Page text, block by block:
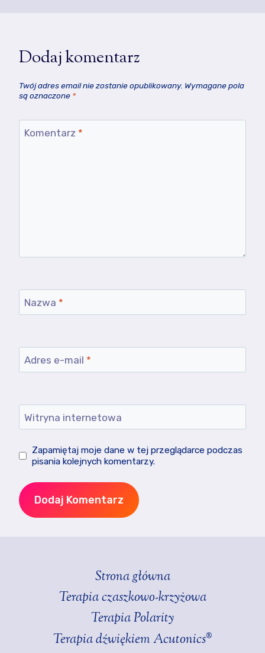
Dodaj komentarz
Twój adres email nie zostanie opublikowany. Wymagane pola
są oznaczone *
Komentarz *
Nazwa *
Adres e-mail *
Witryna internetowa
Zapamiętaj moje dane w tej przeglądarce podczas
pisania kolejnych komentarzy.
Strona główna
Terapia czaszkowo-krzyżowa
Terapia Polarity
Terapia dźwiękiem Acutonics®